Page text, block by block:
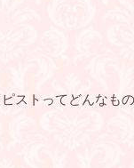
ストってどんなも